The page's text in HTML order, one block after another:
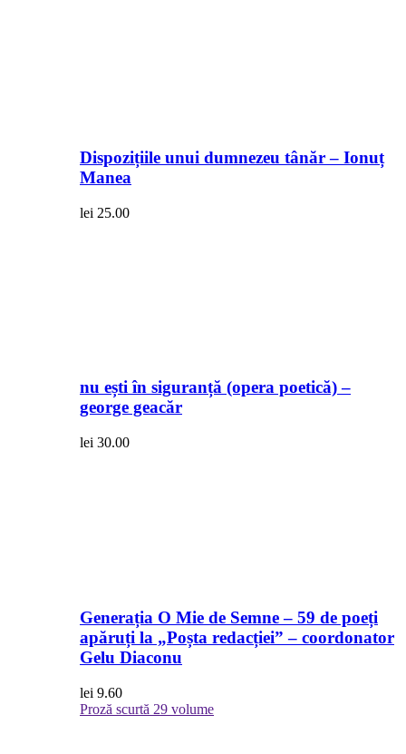
Dispozițiile unui dumnezeu tânăr – Ionuț
Manea
lei 25.00
nu ești în siguranță (opera poetică) –
george geacăr
lei 30.00
Generația O Mie de Semne – 59 de poeți
apăruți la „Poșta redacției” – coordonator
Gelu Diaconu
lei 9.60
Proză scurtă 29 volume